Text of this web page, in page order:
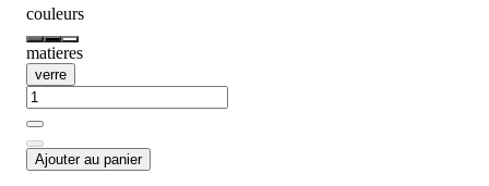
couleurs
matieres
verre
Ajouter au panier